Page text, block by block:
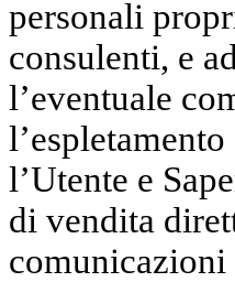
personali
consulenti, e
l’eventuale
l’Utente e
di vendita
comunicazioni